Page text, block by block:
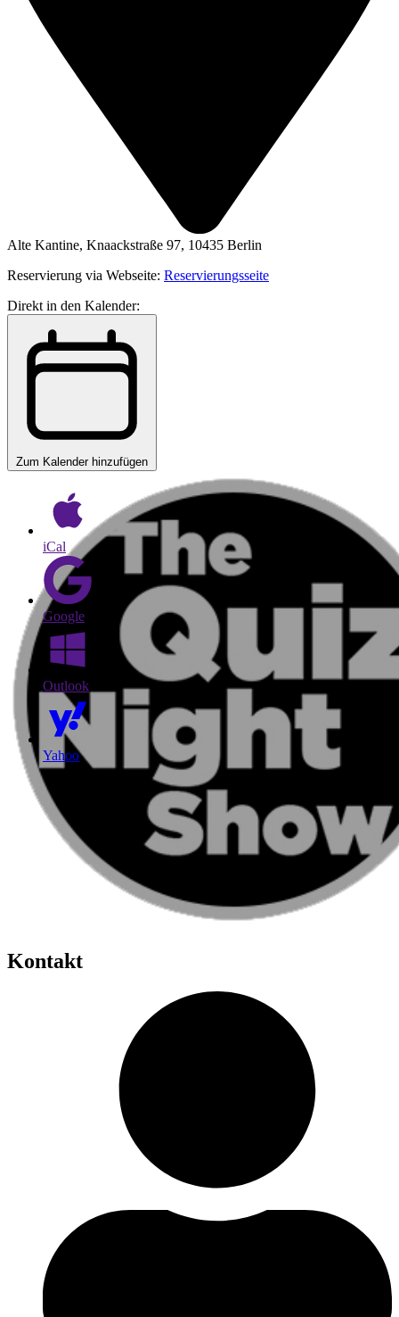
Alte Kantine, Knaackstraße 97, 10435 Berlin
Reservierung via Webseite: Reservierungsseite
Direkt in den Kalender:
Zum Kalender hinzufügen
iCal
Google
Outlook
Yahoo
Kontakt